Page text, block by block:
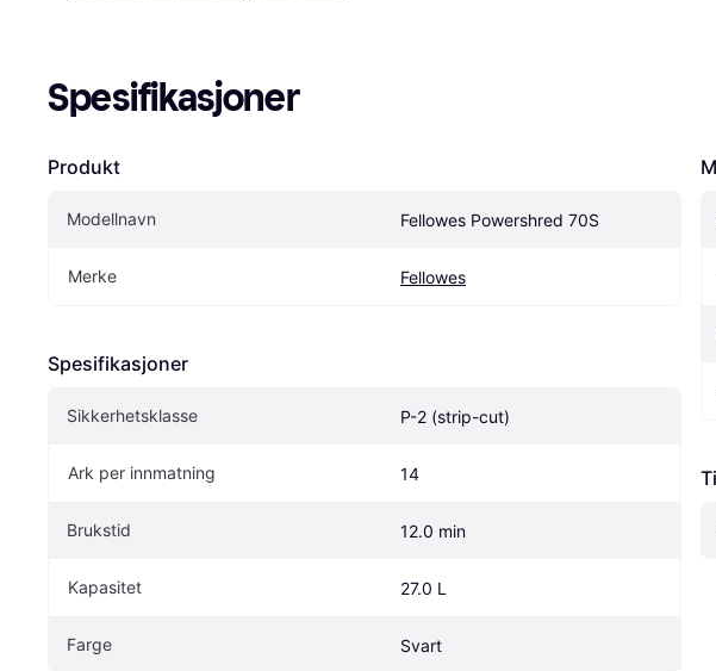
Spesifikasjoner
Produkt
Modellnavn Fellowes Powershred 70S
Merke Fellowes
Spesifikasjoner
Sikkerhetsklasse P-2 (strip-cut)
Ark per innmatning 14
Brukstid 12.0 min
Kapasitet 27.0 L
Farge Svart